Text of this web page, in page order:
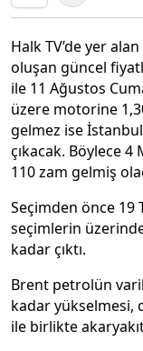
Halk TV’de yer
oluşan güncel
ile 11 Ağustos
üzere motorine
gelmez ise
çıkacak. Böylece 4
110 zam gelmiş
Seçimden önce 19
seçimlerin
kadar çıktı.
Brent petrolün
kadar yükselmesi,
ile birlikte